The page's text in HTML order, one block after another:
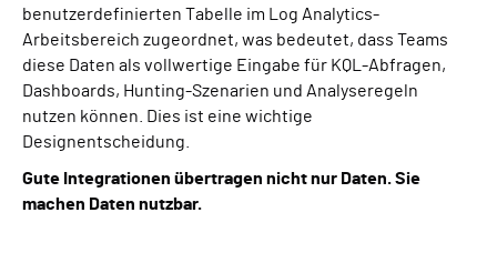
benutzerdefinierten Tabelle im Log Analytics-
Arbeitsbereich zugeordnet, was bedeutet, dass Teams
diese Daten als vollwertige Eingabe für KQL-Abfragen,
Dashboards, Hunting-Szenarien und Analyseregeln
nutzen können. Dies ist eine wichtige
Designentscheidung.
Gute Integrationen übertragen nicht nur Daten. Sie
machen Daten nutzbar.